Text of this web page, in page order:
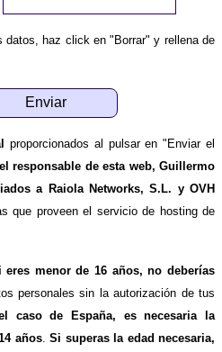
datos, haz click en "Borrar" y rellena de
proporcionados al pulsar en "Enviar el
responsable de esta web, Guillermo
a Raiola Networks, S.L. y OVH
que proveen el servicio de hosting de
eres menor de 16 años, no deberías
personales sin la autorización de tus
caso de España, es necesaria la
años.Si superas la edad necesaria,